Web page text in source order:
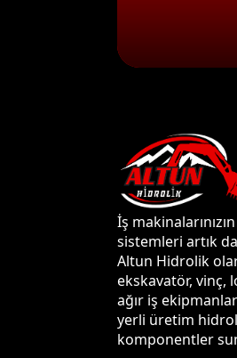
İş
sistemleri artık
Altun Hidrolik
ekskavatör, vinç,
ağır iş
yerli üretim
komponentler